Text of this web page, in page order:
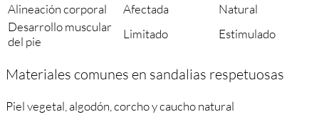
Alineación corporal
Afectada
Natural
Desarrollo muscular
del pie
Limitado Estimulado
Materiales comunes en sandalias respetuosas
Piel vegetal, algodón, corcho y caucho natural